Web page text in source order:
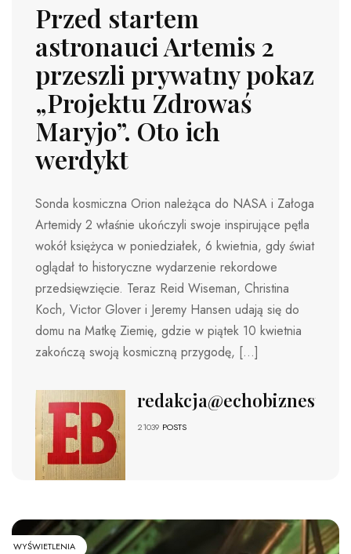
Przed startem
astronauci Artemis 2
przeszli prywatny pokaz
„Projektu Zdrowaś
Maryjo”. Oto ich
werdykt
Sonda kosmiczna Orion należąca do NASA i Załoga
Artemidy 2 właśnie ukończyli swoje inspirujące pętla
wokół księżyca w poniedziałek, 6 kwietnia, gdy świat
oglądał to historyczne wydarzenie rekordowe
przedsięwzięcie. Teraz Reid Wiseman, Christina
Koch, Victor Glover i Jeremy Hansen udają się do
domu na Matkę Ziemię, gdzie w piątek 10 kwietnia
zakończą swoją kosmiczną przygodę, […]
redakcja@echobiznesu.pl
21039 POSTS
WYŚWIETLENIA